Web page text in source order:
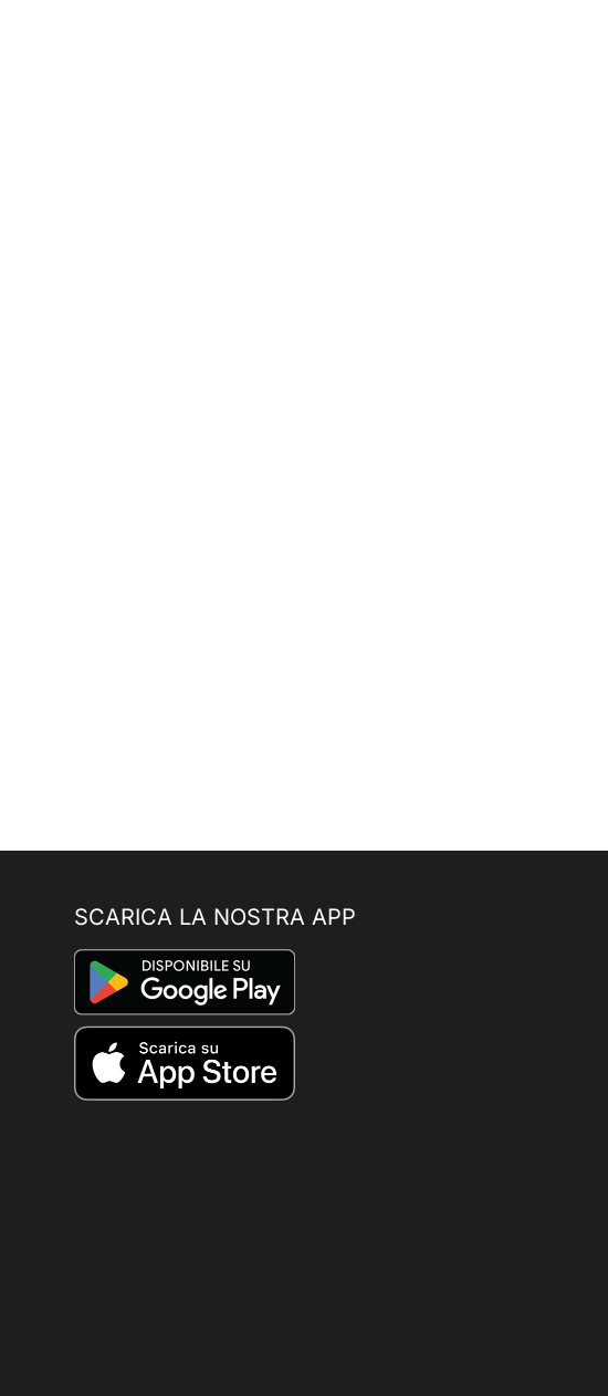
SCARICA LA NOSTRA APP